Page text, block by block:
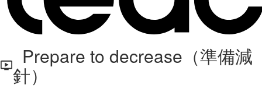
Prepare to decrease（準備減
針）